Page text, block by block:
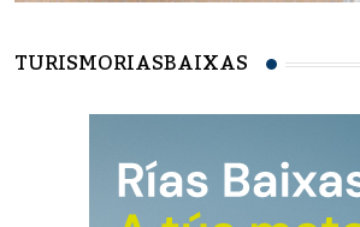
TURISMORIASBAIXAS